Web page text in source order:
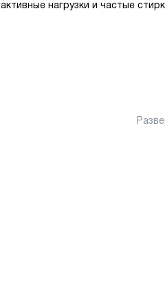
нагрузки и частые